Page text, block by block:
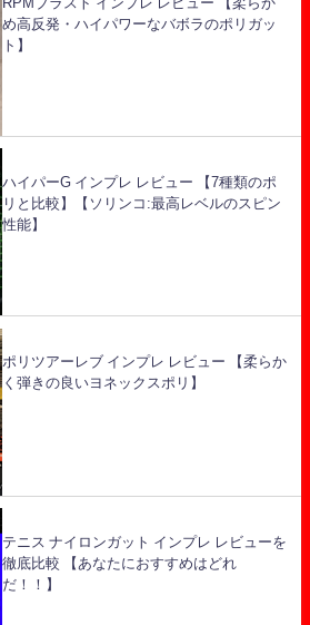
め高反発・ハイパワーなバボラのポリガッ
ト】
ハイパーG インプレ レビュー 【7種類のポ
リと比較】【ソリンコ:最高レベルのスピン
性能】
ポリツアーレブ インプレ レビュー 【柔らか
く弾きの良いヨネックスポリ】
テニス ナイロンガット インプレ レビューを
徹底比較 【あなたにおすすめはどれ
だ！！】